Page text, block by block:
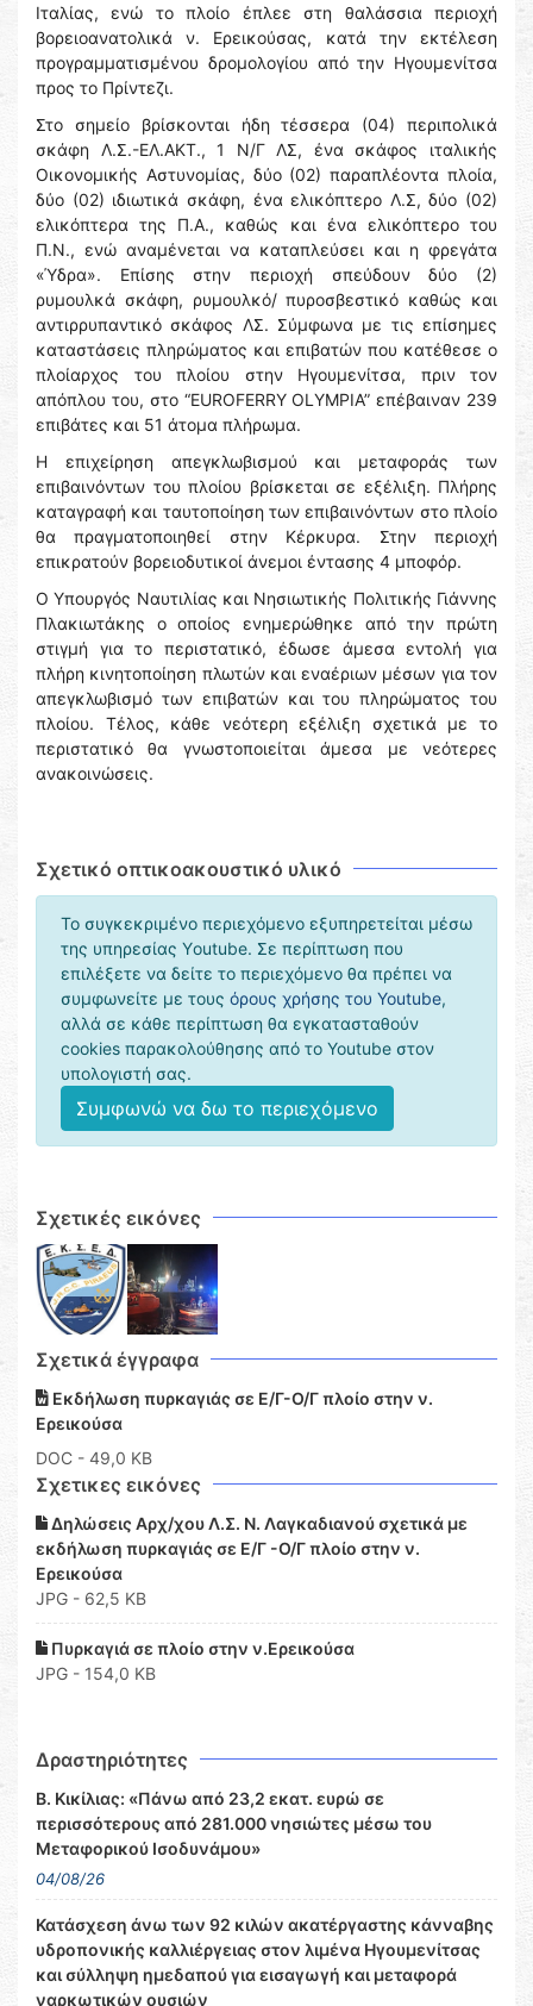
Ιταλίας, ενώ το πλοίο έπλεε στη θαλάσσια περιοχή
βορειοανατολικά ν. Ερεικούσας, κατά την εκτέλεση
προγραμματισμένου δρομολογίου από την Ηγουμενίτσα
προς το Πρίντεζι.
Στο σημείο βρίσκονται ήδη τέσσερα (04) περιπολικά
σκάφη Λ.Σ.-ΕΛ.ΑΚΤ., 1 Ν/Γ ΛΣ, ένα σκάφος ιταλικής
Οικονομικής Αστυνομίας, δύο (02) παραπλέοντα πλοία,
δύο (02) ιδιωτικά σκάφη, ένα ελικόπτερο Λ.Σ, δύο (02)
ελικόπτερα της Π.Α., καθώς και ένα ελικόπτερο του
Π.Ν., ενώ αναμένεται να καταπλεύσει και η φρεγάτα
«Ύδρα». Επίσης στην περιοχή σπεύδουν δύο (2)
ρυμουλκά σκάφη, ρυμουλκό/ πυροσβεστικό καθώς και
αντιρρυπαντικό σκάφος ΛΣ. Σύμφωνα με τις επίσημες
καταστάσεις πληρώματος και επιβατών που κατέθεσε ο
πλοίαρχος του πλοίου στην Ηγουμενίτσα, πριν τον
απόπλου του, στο “EUROFERRY OLYMPIA” επέβαιναν 239
επιβάτες και 51 άτομα πλήρωμα.
Η επιχείρηση απεγκλωβισμού και μεταφοράς των
επιβαινόντων του πλοίου βρίσκεται σε εξέλιξη. Πλήρης
καταγραφή και ταυτοποίηση των επιβαινόντων στο πλοίο
θα πραγματοποιηθεί στην Κέρκυρα. Στην περιοχή
επικρατούν βορειοδυτικοί άνεμοι έντασης 4 μποφόρ.
Ο Υπουργός Ναυτιλίας και Νησιωτικής Πολιτικής Γιάννης
Πλακιωτάκης ο οποίος ενημερώθηκε από την πρώτη
στιγμή για το περιστατικό, έδωσε άμεσα εντολή για
πλήρη κινητοποίηση πλωτών και εναέριων μέσων για τον
απεγκλωβισμό των επιβατών και του πληρώματος του
πλοίου. Τέλος, κάθε νεότερη εξέλιξη σχετικά με το
περιστατικό θα γνωστοποιείται άμεσα με νεότερες
ανακοινώσεις.
Σχετικό οπτικοακουστικό υλικό
Το συγκεκριμένο περιεχόμενο εξυπηρετείται μέσω
της υπηρεσίας Υoutube. Σε περίπτωση που
επιλέξετε να δείτε το περιεχόμενο θα πρέπει να
συμφωνείτε με τους όρους χρήσης του Youtube,
αλλά σε κάθε περίπτωση θα εγκατασταθούν
cookies παρακολούθησης από το Youtube στον
υπολογιστή σας.
Συμφωνώ να δω το περιεχόμενο
Σχετικές εικόνες
Σχετικά έγγραφα
Εκδήλωση πυρκαγιάς σε Ε/Γ-Ο/Γ πλοίο στην ν.
Ερεικούσα
DOC - 49,0 KB
Σχετικες εικόνες
Δηλώσεις Αρχ/χου Λ.Σ. Ν. Λαγκαδιανού σχετικά με
εκδήλωση πυρκαγιάς σε Ε/Γ -Ο/Γ πλοίο στην ν.
Ερεικούσα
JPG - 62,5 KB
Πυρκαγιά σε πλοίο στην ν.Ερεικούσα
JPG - 154,0 KB
Δραστηριότητες
Β. Κικίλιας: «Πάνω από 23,2 εκατ. ευρώ σε
περισσότερους από 281.000 νησιώτες μέσω του
Μεταφορικού Ισοδυνάμου»
04/08/26
Κατάσχεση άνω των 92 κιλών ακατέργαστης κάνναβης
υδροπονικής καλλιέργειας στον λιμένα Ηγουμενίτσας
και σύλληψη ημεδαπού για εισαγωγή και μεταφορά
ναρκωτικών ουσιών